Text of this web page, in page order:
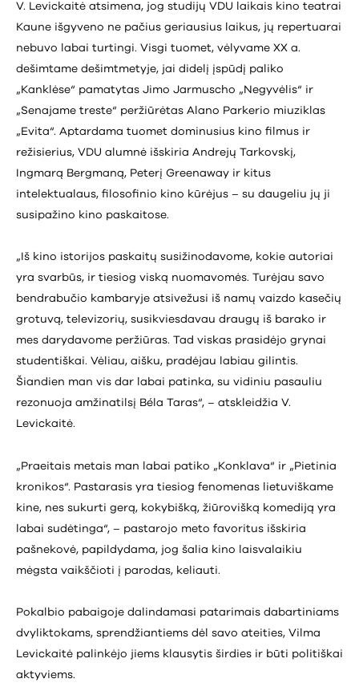
V. Levickaitė atsimena, jog studijų VDU laikais kino teatrai
Kaune išgyveno ne pačius geriausius laikus, jų repertuarai
nebuvo labai turtingi. Visgi tuomet, vėlyvame XX a.
dešimtame dešimtmetyje, jai didelį įspūdį paliko
„Kanklėse“ pamatytas Jimo Jarmuscho „Negyvėlis“ ir
„Senajame treste“ peržiūrėtas Alano Parkerio miuziklas
„Evita“. Aptardama tuomet dominusius kino filmus ir
režisierius, VDU alumnė išskiria Andrejų Tarkovskį,
Ingmarą Bergmaną, Peterį Greenaway ir kitus
intelektualaus, filosofinio kino kūrėjus – su daugeliu jų ji
susipažino kino paskaitose.
„Iš kino istorijos paskaitų susižinodavome, kokie autoriai
yra svarbūs, ir tiesiog viską nuomavomės. Turėjau savo
bendrabučio kambaryje atsivežusi iš namų vaizdo kasečių
grotuvą, televizorių, susikviesdavau draugų iš barako ir
mes darydavome peržiūras. Tad viskas prasidėjo grynai
studentiškai. Vėliau, aišku, pradėjau labiau gilintis.
Šiandien man vis dar labai patinka, su vidiniu pasauliu
rezonuoja amžinatilsį Béla Taras“, – atskleidžia V.
Levickaitė.
„Praeitais metais man labai patiko „Konklava“ ir „Pietinia
kronikos“. Pastarasis yra tiesiog fenomenas lietuviškame
kine, nes sukurti gerą, kokybišką, žiūrovišką komediją yra
labai sudėtinga“, – pastarojo meto favoritus išskiria
pašnekovė, papildydama, jog šalia kino laisvalaikiu
mėgsta vaikščioti į parodas, keliauti.
Pokalbio pabaigoje dalindamasi patarimais dabartiniams
dvyliktokams, sprendžiantiems dėl savo ateities, Vilma
Levickaitė palinkėjo jiems klausytis širdies ir būti politiškai
aktyviems.